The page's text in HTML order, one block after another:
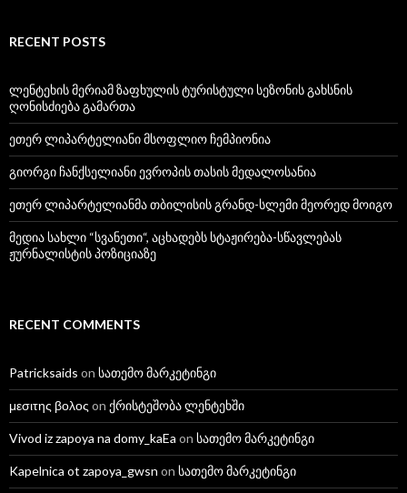
RECENT POSTS
ლენტეხის მერიამ ზაფხულის ტურისტული სეზონის გახსნის
ღონისძიება გამართა
ეთერ ლიპარტელიანი მსოფლიო ჩემპიონია
გიორგი ჩანქსელიანი ევროპის თასის მედალოსანია
ეთერ ლიპარტელიანმა თბილისის გრანდ-სლემი მეორედ მოიგო
მედია სახლი “სვანეთი“, აცხადებს სტაჟირება-სწავლებას
ჟურნალისტის პოზიციაზე
RECENT COMMENTS
Patricksaids on სათემო მარკეტინგი
μεσιτης βολος on ქრისტეშობა ლენტეხში
Vivod iz zapoya na domy_kaEa on სათემო მარკეტინგი
Kapelnica ot zapoya_gwsn on სათემო მარკეტინგი